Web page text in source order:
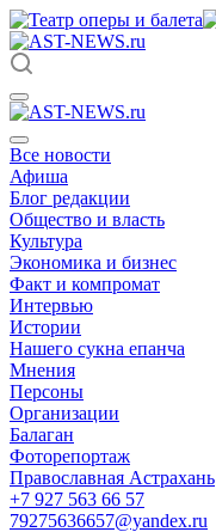
Все новости
Афиша
Блог редакции
Общество и власть
Культура
Экономика и бизнес
Факт и компромат
Интервью
Истории
Нашего сукна епанча
Мнения
Персоны
Организации
Балаган
Фоторепортаж
Православная Астрахань
+7 927 563 66 57
79275636657@yandex.ru